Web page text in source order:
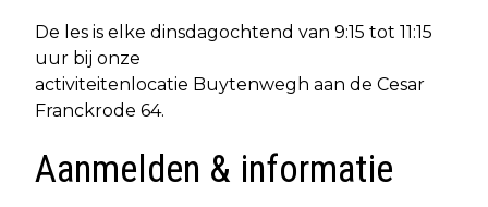
De les is elke dinsdagochtend van 9:15 tot 11:15
uur bij onze
activiteitenlocatie Buytenwegh aan de Cesar
Franckrode 64.
Aanmelden & informatie